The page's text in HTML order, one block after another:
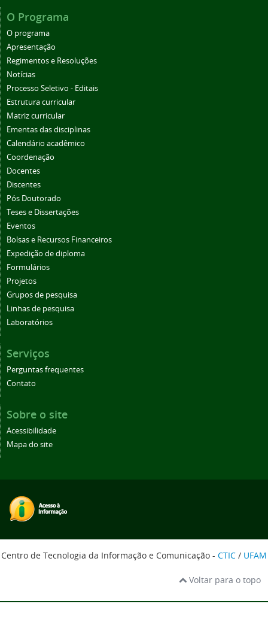
O Programa
O programa
Apresentação
Regimentos e Resoluções
Notícias
Processo Seletivo - Editais
Estrutura curricular
Matriz curricular
Ementas das disciplinas
Calendário acadêmico
Coordenação
Docentes
Discentes
Pós Doutorado
Teses e Dissertações
Eventos
Bolsas e Recursos Financeiros
Expedição de diploma
Formulários
Projetos
Grupos de pesquisa
Linhas de pesquisa
Laboratórios
Serviços
Perguntas frequentes
Contato
Sobre o site
Acessibilidade
Mapa do site
Centro de Tecnologia da Informação e Comunicação - CTIC / UFAM
Voltar para o topo